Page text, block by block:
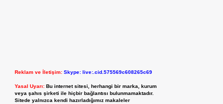
Reklam ve İletişim: Skype: live:.cid.575569c608265c69
Yasal Uyarı: Bu internet sitesi, herhangi bir marka, kurum
veya şahıs şirketi ile hiçbir bağlantısı bulunmamaktadır.
Sitede yalnızca kendi hazırladığımız makaleler